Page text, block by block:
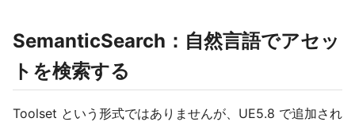
SemanticSearch：自然言語でアセッ
トを検索する
Toolset という形式ではありませんが、UE5.8 で追加され